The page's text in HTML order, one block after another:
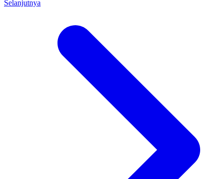
Selanjutnya